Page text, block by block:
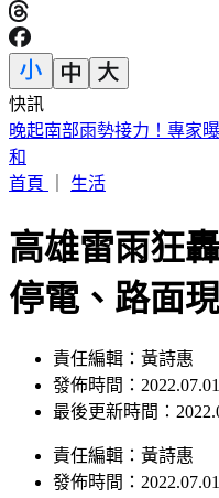
快訊
2026 SBS歌謠大戰
禮服仙氣走藍毯
首頁
生活
高雄雷雨狂
停電、路面
責任編輯：黃詩惠
發佈時間：
最後更新時間：
責任編輯 ： 黃詩惠
發佈時間：